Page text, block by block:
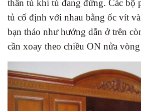
thân tủ khi tủ đang đứng. Các bộ
tủ cố định với nhau bằng ốc vít
bạn tháo như hướng dẫn ở trên
cần xoay theo chiều ON nửa